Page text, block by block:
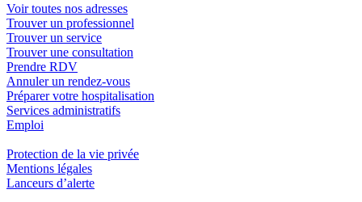
Voir toutes nos adresses
Trouver un professionnel
Trouver un service
Trouver une consultation
Prendre RDV
Annuler un rendez-vous
Préparer votre hospitalisation
Services administratifs
Emploi​
Protection de la vie privée
Mentions légales
Lanceurs d’alerte